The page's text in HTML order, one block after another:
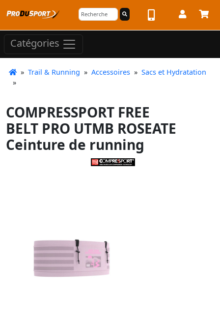
Catégories
» Trail & Running » Accessoires » Sacs et Hydratation
»
COMPRESSPORT FREE
BELT PRO UTMB ROSEATE
Ceinture de running